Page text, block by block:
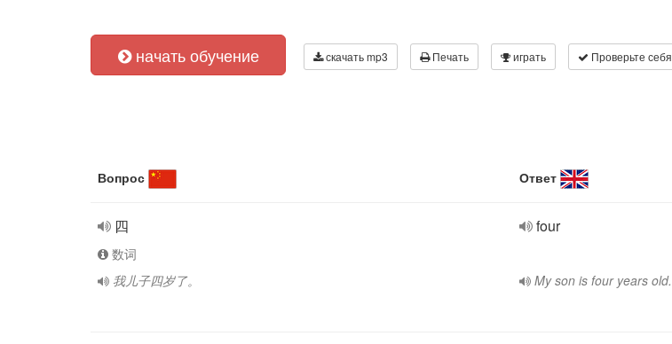
начать обучение скачать mp3 Печать играть Проверьте себя
Вопрос Ответ
四
数词
我儿子四岁了。
four
My son is four years old.